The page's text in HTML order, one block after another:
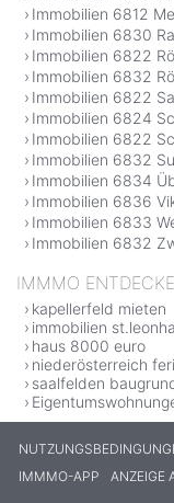
Immobilien 6812
Immobilien 6830
Immobilien 6822
Immobilien 6832
Immobilien 6822
Immobilien 6824
Immobilien 6822
Immobilien 6832
Immobilien 6834
Immobilien 6836
Immobilien 6833
Immobilien 6832
IMMMO
kapellerfeld mieten
immobilien
haus 8000 euro
niederösterreich
saalfelden
IMMMO-APP
ANZEIGE